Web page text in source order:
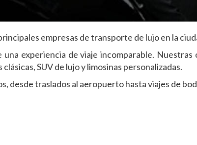
empresas de transporte de lujo en la
experiencia de viaje incomparable.
SUV de lujo y limosinas personalizadas.
desde traslados al aeropuerto hasta viajes de